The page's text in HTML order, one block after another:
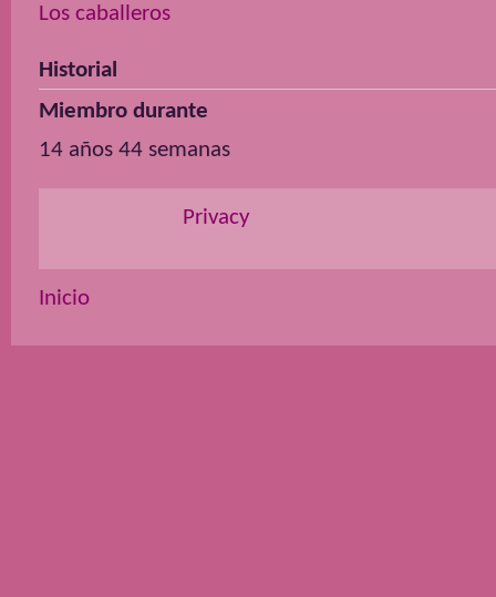
Los caballeros
Historial
Miembro durante
14 años 44 semanas
Privacy
Inicio